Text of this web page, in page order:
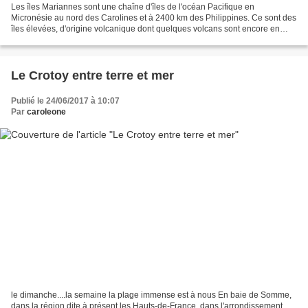
Les îles Mariannes sont une chaîne d'îles de l'océan Pacifique en
Micronésie au nord des Carolines et à 2400 km des Philippines. Ce sont des
îles élevées, d'origine volcanique dont quelques volcans sont encore en
Le Crotoy entre terre et mer
Publié le 24/06/2017 à 10:07
Par caroleone
le dimanche....la semaine la plage immense est à nous En baie de Somme,
dans la région dite à présent les Hauts-de-France, dans l'arrondissement